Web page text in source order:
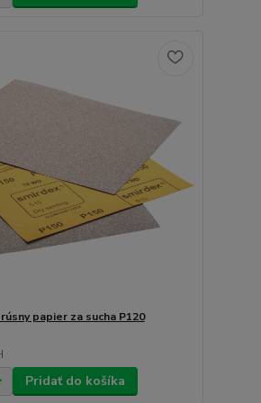
papier za sucha P120
Pridať do košíka